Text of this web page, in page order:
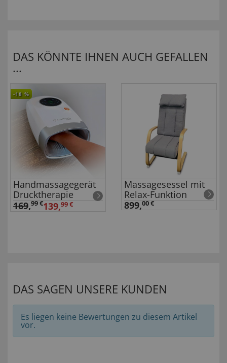
DAS KÖNNTE IHNEN AUCH GEFALLEN
...
-18 %
Handmassagegerät
Drucktherapie
169,99 €139,99 €
Massagesessel mit
Relax-Funktion
899,00 €
DAS SAGEN UNSERE KUNDEN
Es liegen keine Bewertungen zu diesem Artikel
vor.